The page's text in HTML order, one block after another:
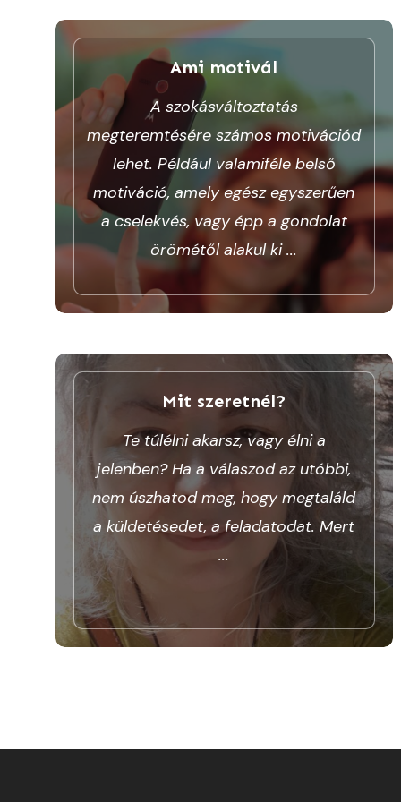
Ami motivál
A szokásváltoztatás
megteremtésére számos motivációd
lehet. Például valamiféle belső
motiváció, amely egész egyszerűen
a cselekvés, vagy épp a gondolat
örömétől alakul ki...
Mit szeretnél?
Te túlélni akarsz, vagy élni a
jelenben? Ha a válaszod az utóbbi,
nem úszhatod meg, hogy megtaláld
a küldetésedet, a feladatodat. Mert
...